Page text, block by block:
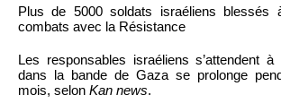
Plus de 5000 soldats israéliens blessés
combats avec la Résistance
Les responsables israéliens s’attendent
dans la bande de Gaza se prolonge
mois, selon Kan news.